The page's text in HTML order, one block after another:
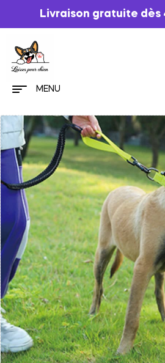
Livraison gratuite dès
MENU